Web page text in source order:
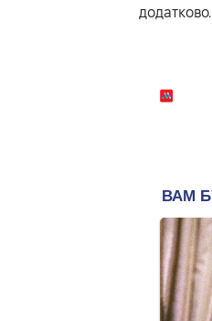
додатково.